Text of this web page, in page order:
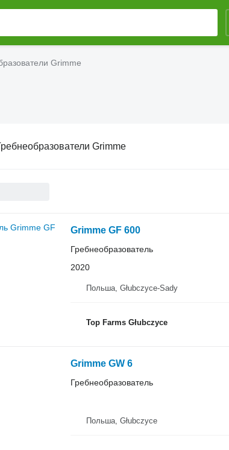
Grimme
Grimme
Grimme GF 600
Гребнеобразователь
2020
Польша, Głubczyce-Sady
Top Farms Głubczyce
Grimme GW 6
Гребнеобразователь
Польша, Głubczyce